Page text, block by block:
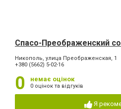
Спасо-Преображенский
Никополь, улица Преображенская, 1
+380 (5662) 5-02-16
0 немає оцінок
0 оцінок та відгуків
Я